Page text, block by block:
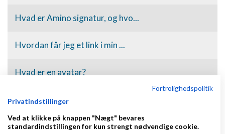
Hvad er Amino signatur, og hvo...
Hvordan får jeg et link i min ...
Hvad er en avatar?
Hvordan får jeg et billede ind...
Hvordan ændrer jeg datoformate...
Fortrolighedspolitik
Privatindstillinger
Ved at klikke på knappen "Nægt" bevares
standardindstillingen for kun strengt nødvendige cookie.